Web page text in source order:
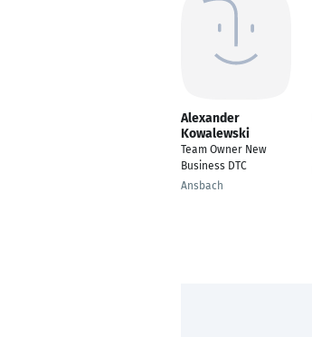
Alexander
Kowalewski
Team Owner New
Business DTC
Ansbach